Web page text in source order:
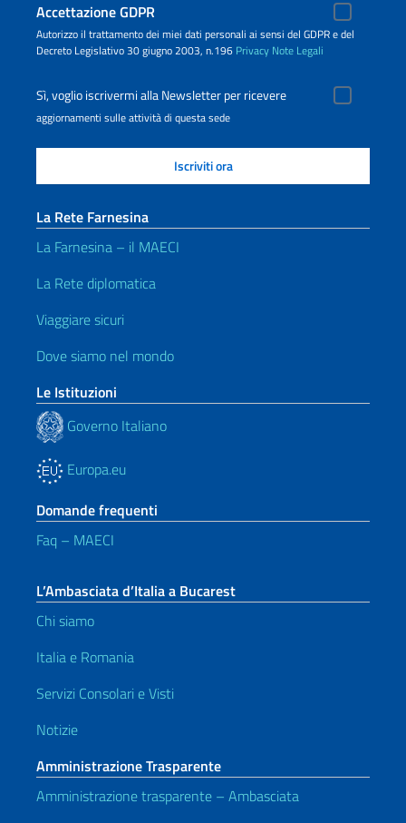
Accettazione GDPR
Autorizzo il trattamento dei miei dati personali ai sensi del GDPR e del
Decreto Legislativo 30 giugno 2003, n.196 Privacy Note Legali
Sì, voglio iscrivermi alla Newsletter per ricevere
aggiornamenti sulle attività di questa sede
La Rete Farnesina
La Farnesina – il MAECI
La Rete diplomatica
Viaggiare sicuri
Dove siamo nel mondo
Le Istituzioni
Governo Italiano
Europa.eu
Domande frequenti
Faq – MAECI
L’Ambasciata d’Italia a Bucarest
Chi siamo
Italia e Romania
Servizi Consolari e Visti
Notizie
Amministrazione Trasparente
Amministrazione trasparente – Ambasciata